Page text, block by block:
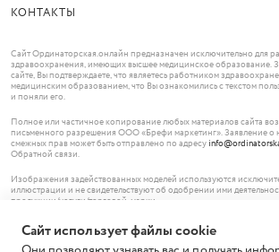
КОНТАКТЫ
© ООО «Брефи маркетинг», 2026.
119620 Москва,
Сайт Ординаторская.онлайн предназначен исключительно для
здравоохранения, имеющих высшее медицинское образование.
сайте, Вы подтверждаете, что являетесь работником
медицинским образованием, что Вы ознакомились с текстом
и поняли его.
Полное или частичное копирование любых материалов сайта
письменного разрешения ООО «Брефи маркетинг». Заявление о
смежных прав может быть отправлено по адресу
Обратной связи.
Изображения задействованных моделей используются
иллюстрации и не свидетельствуют об одобрении ими
продукции/услуги/торговой марки.
Сайт использует файлы cookie